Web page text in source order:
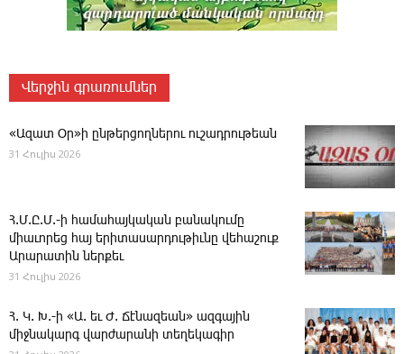
Վերջին գրառումներ
«Ազատ Օր»ի ընթերցողներու ուշադրութեան
31 Հուլիս 2026
Հ.Մ.Ը.Մ.-ի համահայկական բանակումը
միաւորեց հայ երիտասարդութիւնը վեհաշուք
Արարատին ներքեւ
31 Հուլիս 2026
Հ. Կ. Խ.-ի «Ա. եւ Ժ. ­Ճէնազեան» ազգային
միջնակարգ վարժարանի տեղեկագիր